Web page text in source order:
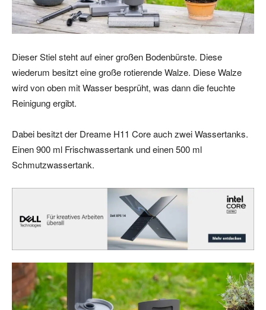
Dieser Stiel steht auf einer großen Bodenbürste. Diese
wiederum besitzt eine große rotierende Walze. Diese Walze
wird von oben mit Wasser besprüht, was dann die feuchte
Reinigung ergibt.
Dabei besitzt der Dreame H11 Core auch zwei Wassertanks.
Einen 900 ml Frischwassertank und einen 500 ml
Schmutzwassertank.